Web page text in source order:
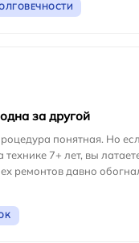
за другой
понятная. Но
технике 7+ лет, вы
ремонтов давно